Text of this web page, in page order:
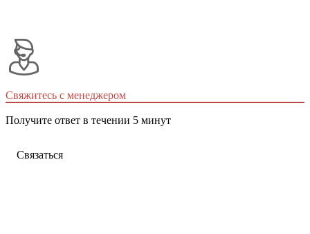
Свяжитесь с менеджером
Получите ответ в течении 5 минут
Связаться